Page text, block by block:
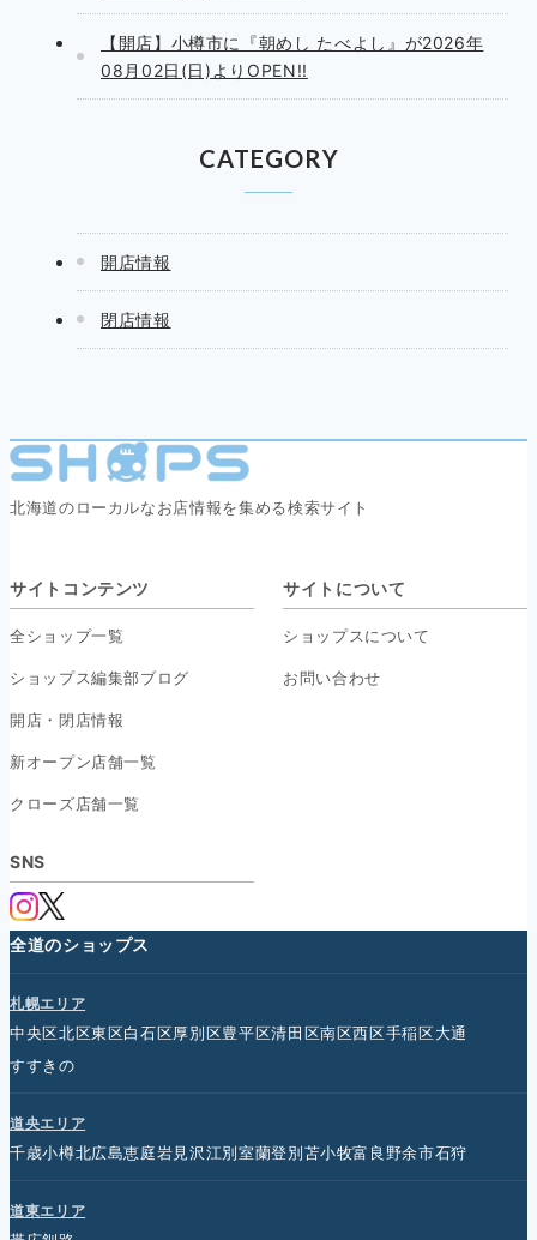
【開店】小樽市に『朝めし たべよし』が2026年
08月02日(日)よりOPEN!!
CATEGORY
開店情報
閉店情報
北海道のローカルなお店情報を集める検索サイト
サイトコンテンツ
全ショップ一覧
ショップス編集部ブログ
開店・閉店情報
新オープン店舗一覧
クローズ店舗一覧
サイトについて
ショップスについて
お問い合わせ
SNS
全道のショップス
札幌エリア
中央区北区東区白石区厚別区豊平区清田区南区西区手稲区大通
すすきの
道央エリア
千歳小樽北広島恵庭岩見沢江別室蘭登別苫小牧富良野余市石狩
道東エリア